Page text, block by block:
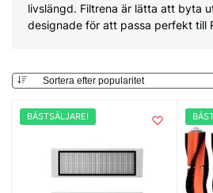
livslängd. Filtrena är lätta att byta
designade för att passa perfekt till
BÄSTSÄLJARE!